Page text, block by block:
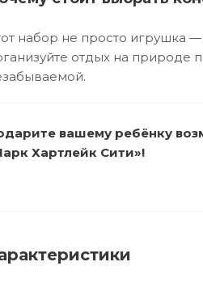
набор не просто игрушка
отдых на природе
вашему ребёнку
Хартлейк Сити»!